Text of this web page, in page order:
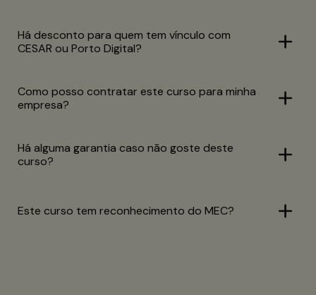
Há desconto para quem tem vínculo com
CESAR ou Porto Digital?
Como posso contratar este curso para minha
empresa?
Há alguma garantia caso não goste deste
curso?
Este curso tem reconhecimento do MEC?